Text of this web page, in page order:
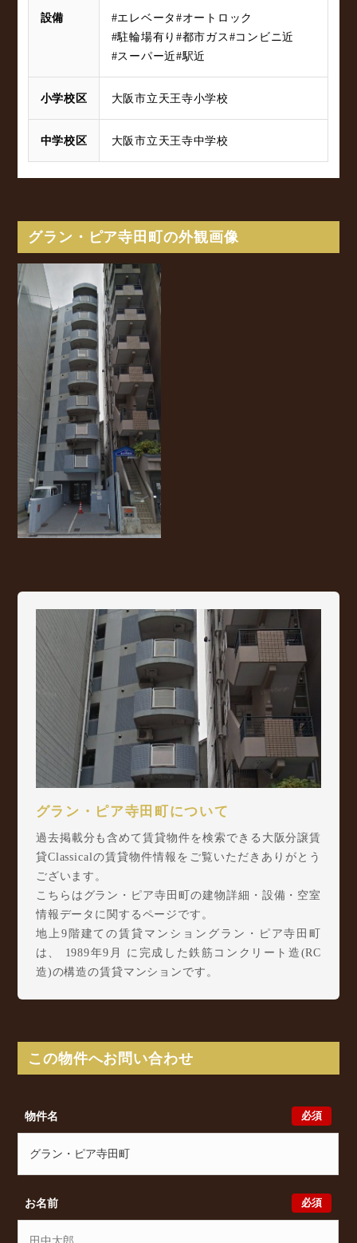
設備 #エレベータ#オートロック
#駐輪場有り#都市ガス#コンビニ近
#スーパー近#駅近
小学校区 大阪市立天王寺小学校
中学校区 大阪市立天王寺中学校
グラン・ピア寺田町の外観画像
グラン・ピア寺田町について
過去掲載分も含めて賃貸物件を検索できる大阪分譲賃
貸Classicalの賃貸物件情報をご覧いただきありがとう
ございます。
こちらはグラン・ピア寺田町の建物詳細・設備・空室
情報データに関するページです。
地上9階建ての賃貸マンショングラン・ピア寺田町
は、 1989年9月 に完成した鉄筋コンクリート造(RC
造)の構造の賃貸マンションです。
らアクセスが可能となっております。
グラン・ピア寺田町の最新の空室状況のご確認をはじ
ンをお探しでしたら、ぜひ大阪分譲賃貸Classicalまで
お気軽にお問い合わせください。大阪分譲賃貸
ンライン相談も受け付けております。また、希望の条
貸物件をご提案いたします。
この物件へお問い合わせ
必須
物件名
必須
お名前